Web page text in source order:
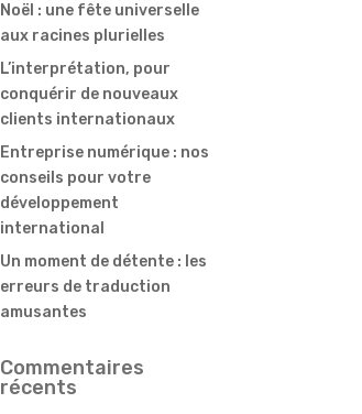
Noël : une fête universelle
aux racines plurielles
L’interprétation, pour
conquérir de nouveaux
clients internationaux
Entreprise numérique : nos
conseils pour votre
développement
international
Un moment de détente : les
erreurs de traduction
amusantes
Commentaires
récents